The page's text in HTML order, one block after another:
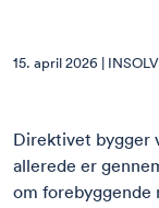
15. april 2026 |
Direktivet bygger
allerede er
om forebyggende